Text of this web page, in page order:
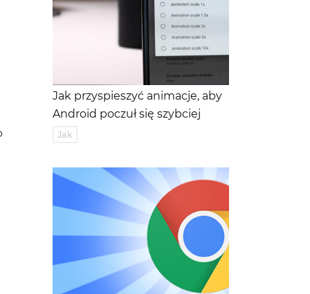
Jak przyspieszyć animacje, aby
Android poczuł się szybciej
Jak